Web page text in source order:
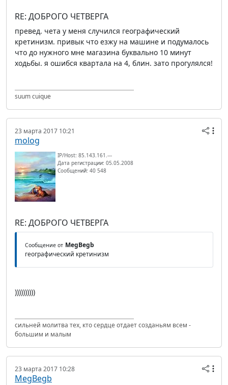
RE: ДОБРОГО ЧЕТВЕРГА
превед. чета у меня случился географический
кретинизм. привык что езжу на машине и подумалось
что до нужного мне магазина буквально 10 минут
ходьбы. я ошибся квартала на 4, блин. зато прогулялся!
suum cuique
23 марта 2017 10:21
molog
IP/Host: 85.143.161.---
Дата регистрации: 05.05.2008
Сообщений: 40 548
RE: ДОБРОГО ЧЕТВЕРГА
Сообщение от MegBegb
географический кретинизм
))))))))))
сильней молитва тех, кто сердце отдает созданьям всем -
большим и малым
23 марта 2017 10:28
MegBegb